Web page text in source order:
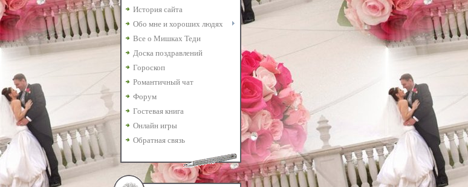
История сайта
Обо мне и хороших людях
Все о Мишках Теди
Доска поздравлений
Гороскоп
Романтичный чат
Форум
Гостевая книга
Онлайн игры
Обратная связь